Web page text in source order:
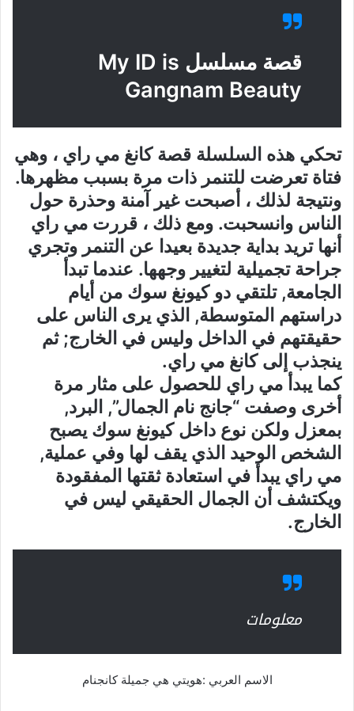
قصة مسلسل My ID is
Gangnam Beauty
تحكي هذه السلسلة قصة كانغ مي راي ، وهي
فتاة تعرضت للتنمر ذات مرة بسبب مظهرها.
ونتيجة لذلك ، أصبحت غير آمنة وحذرة حول
الناس وانسحبت. ومع ذلك ، قررت مي راي
أنها تريد بداية جديدة بعيدا عن التنمر وتجري
جراحة تجميلية لتغيير وجهها. عندما تبدأ
الجامعة, تلتقي دو كيونغ سوك من أيام
دراستهم المتوسطة, الذي يرى الناس على
حقيقتهم في الداخل وليس في الخارج; ثم
ينجذب إلى كانغ مي راي.
كما يبدأ مي راي للحصول على مثار مرة
أخرى وصفت “جانج نام الجمال”, البرد,
بمعزل ولكن نوع داخل كيونغ سوك يصبح
الشخص الوحيد الذي يقف لها وفي عملية,
مي راي يبدأ في استعادة ثقتها المفقودة
ويكتشف أن الجمال الحقيقي ليس في
الخارج.
معلومات
الاسم العربي :هويتي هي جميلة كانجنام